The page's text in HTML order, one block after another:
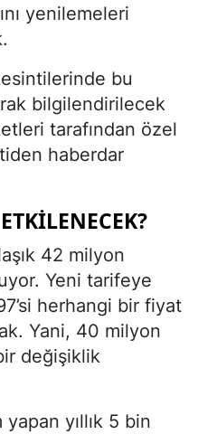
yenilemeleri
bu
bilgilendirilecek
tarafından özel
haberdar
42 milyon
Yeni tarifeye
herhangi bir fiyat
Yani, 40 milyon
değişiklik
yıllık 5 bin